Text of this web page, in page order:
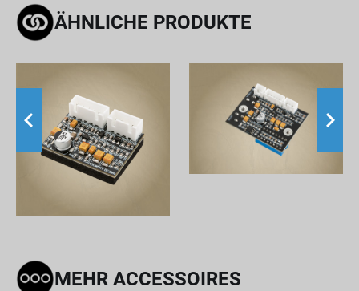
ÄHNLICHE PRODUKTE
MEHR ACCESSOIRES